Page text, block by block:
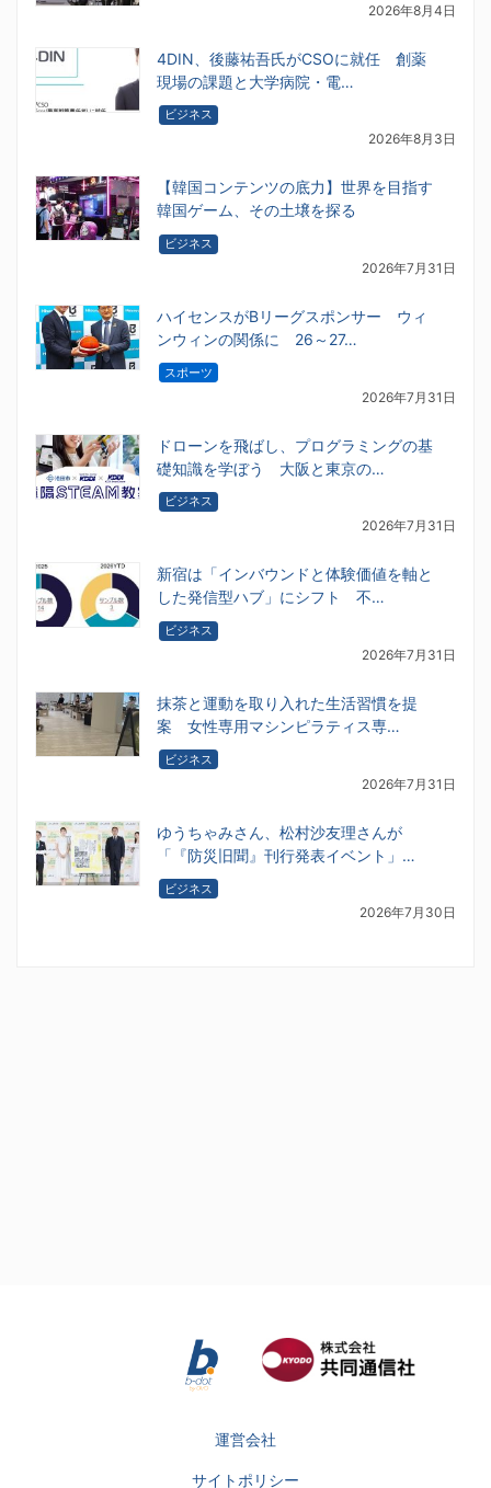
2026年8月4日
4DIN、後藤祐吾氏がCSOに就任 創薬
現場の課題と大学病院・電…
ビジネス
2026年8月3日
【韓国コンテンツの底力】世界を目指す
韓国ゲーム、その土壌を探る
ビジネス
2026年7月31日
ハイセンスがBリーグスポンサー ウィ
ンウィンの関係に 26～27…
スポーツ
2026年7月31日
ドローンを飛ばし、プログラミングの基
礎知識を学ぼう 大阪と東京の…
ビジネス
2026年7月31日
新宿は「インバウンドと体験価値を軸と
した発信型ハブ」にシフト 不…
ビジネス
2026年7月31日
抹茶と運動を取り入れた生活習慣を提
案 女性専用マシンピラティス専…
ビジネス
2026年7月31日
ゆうちゃみさん、松村沙友理さんが
「『防災旧聞』刊行発表イベント」…
ビジネス
2026年7月30日
運営会社
サイトポリシー